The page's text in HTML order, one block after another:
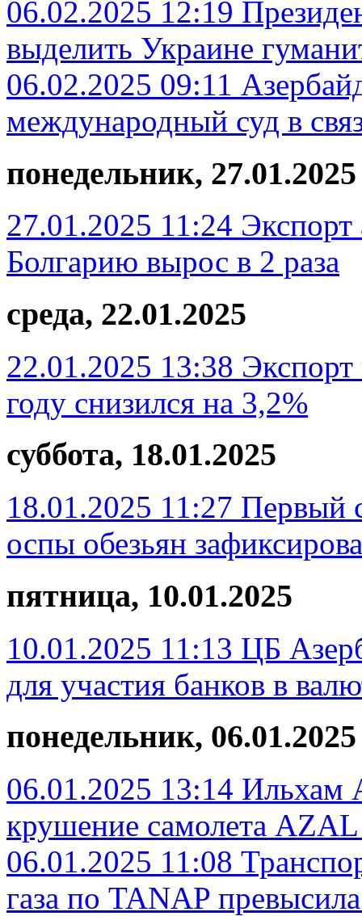
06.02.2025 12:19
выделить Украине
06.02.2025 09:11
международный суд в
понедельник, 27.01.2025
27.01.2025 11:24 Экспорт
Болгарию вырос в 2 раза
среда, 22.01.2025
22.01.2025 13:38 Экспорт
году снизился на 3,2%
суббота, 18.01.2025
18.01.2025 11:27 Первый
оспы обезьян
пятница, 10.01.2025
10.01.2025 11:13 ЦБ
для участия банков в
понедельник, 06.01.2025
06.01.2025 13:14 Ильхам
крушение самолета
06.01.2025 11:08
газа по TANAP